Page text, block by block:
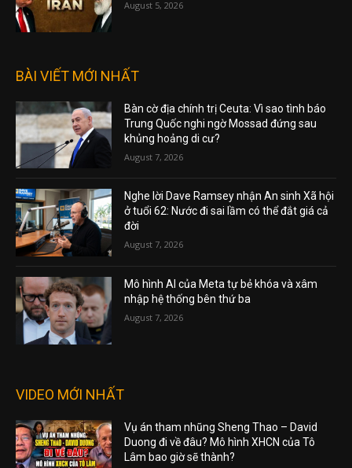
August 5, 2026
BÀI VIẾT MỚI NHẤT
Bàn cờ địa chính trị Ceuta: Vì sao tình báo
Trung Quốc nghi ngờ Mossad đứng sau
khủng hoảng di cư?
August 7, 2026
Nghe lời Dave Ramsey nhận An sinh Xã hội
ở tuổi 62: Nước đi sai lầm có thể đắt giá cả
đời
August 7, 2026
Mô hình AI của Meta tự bẻ khóa và xâm
nhập hệ thống bên thứ ba
August 7, 2026
VIDEO MỚI NHẤT
Vụ án tham nhũng Sheng Thao – David
Duong đi về đâu? Mô hình XHCN của Tô
Lâm bao giờ sẽ thành?